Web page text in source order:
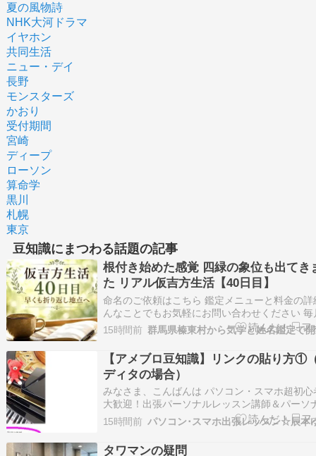
夏の風物詩
NHK大河ドラマ
イヤホン
共同生活
ニュー・デイ
長野
モンスターズ
かおり
受付期間
宮崎
ディープ
ローソン
算命学
黒川
札幌
東京
豆知識にまつわる話題の記事
根付き始めた感覚 四緑の象位も出てき
た リアル仮吉方生活【40日目】
命名のご依頼はこちら 鑑定メニューと料金の詳
んなことでもお気軽にお問い合わせください 毎
星ごとの運勢をお届けしています気学の豆知識
けします 年盤吉方を取りたい方はこちらから
ランキングに参加しています！ 記事が面白かっ
【ポチッ】とお願いします。 ✿・…
15時間前
【アメブロ豆知識】リンクの貼り方①
ディタの場合）
みなさま、こんばんは パソコン・スマホ超初心
大歓迎！出張パーソナルレッスン講師＆パーソ
ステムエンジニア、オフィス・レッドベアの辰
こです。 最新スケジュール ／ サービス一覧 ／
ＨＰ ／ お問合せ・お申し込み アメブロでのリ
15時間前
タワマンの疑問